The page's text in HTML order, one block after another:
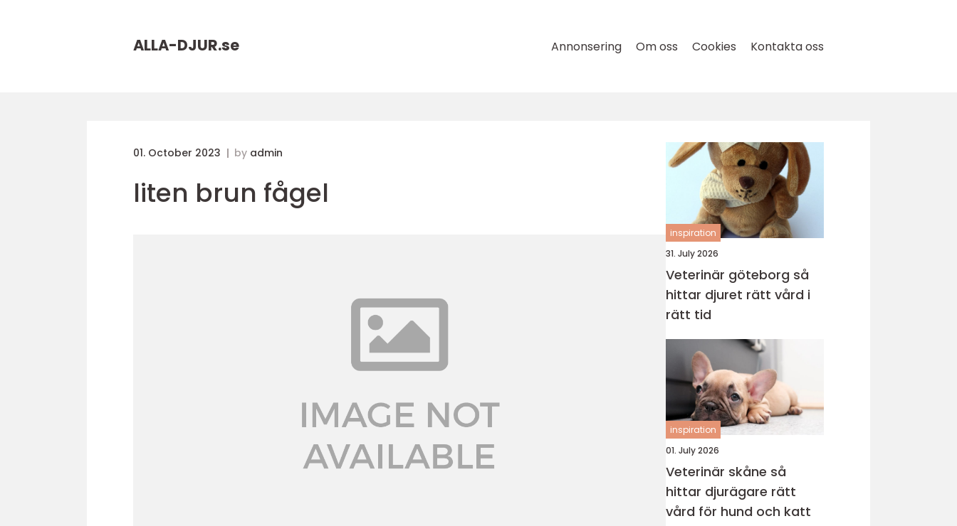
ALLA-DJUR.se Annonsering Om oss Cookies Kontakta oss
01. October 2023 by admin
liten brun fågel
inspiration
31. July 2026
Veterinär göteborg så
hittar djuret rätt vård i
rätt tid
inspiration
01. July 2026
Veterinär skåne så
hittar djurägare rätt
vård för hund och katt